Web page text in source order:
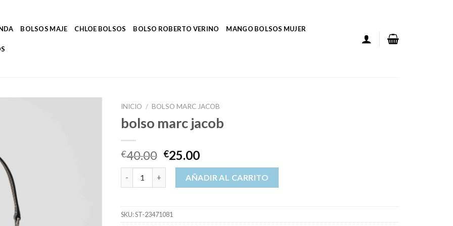
BOLSOS MAJE CHLOE BOLSOS BOLSO ROBERTO VERINO MANGO BOLSOS MUJER
INICIO / BOLSO MARC JACOB
bolso marc jacob
€40.00 €25.00
bolso marc jacob cantidadAÑADIR AL CARRITO
SKU:ST-23471081